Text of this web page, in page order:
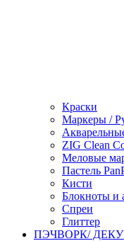
Краски
Маркеры /
ZIG Clean
Меловые
Пастель
Кисти
Блокноты и
Спреи
Глиттер
ПЭЧВОРК/